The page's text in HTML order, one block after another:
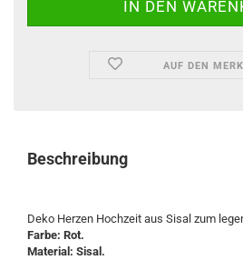
AUF DEN
Beschreibung
Deko Herzen Hochzeit aus Sisal zum
Farbe: Rot.
Material: Sisal.